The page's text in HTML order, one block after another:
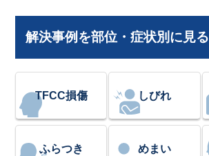
解決事例を部位・症状別に見る
TFCC損傷 しびれ
ふらつき めまい